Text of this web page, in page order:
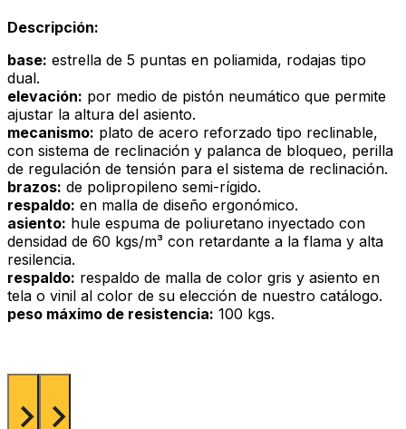
Descripción:
base: estrella de 5 puntas en poliamida, rodajas tipo
dual.
elevación: por medio de pistón neumático que permite
ajustar la altura del asiento.
mecanismo: plato de acero reforzado tipo reclinable,
con sistema de reclinación y palanca de bloqueo, perilla
de regulación de tensión para el sistema de reclinación.
brazos: de polipropileno semi-rígido.
respaldo: en malla de diseño ergonómico.
asiento: hule espuma de poliuretano inyectado con
densidad de 60 kgs/m³ con retardante a la flama y alta
resilencia.
respaldo: respaldo de malla de color gris y asiento en
tela o vinil al color de su elección de nuestro catálogo.
peso máximo de resistencia: 100 kgs.